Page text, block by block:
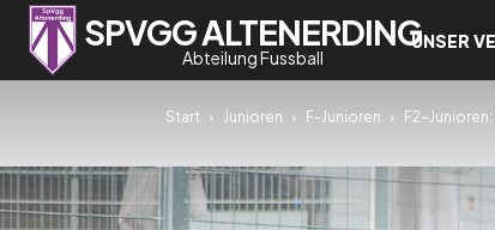
SPVGG ALTENERDING
Abteilung Fussball
UNSER
Start Junioren F-Junioren F2-Junioren: